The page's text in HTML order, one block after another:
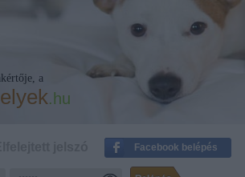
a
.hu
Facebook belépés